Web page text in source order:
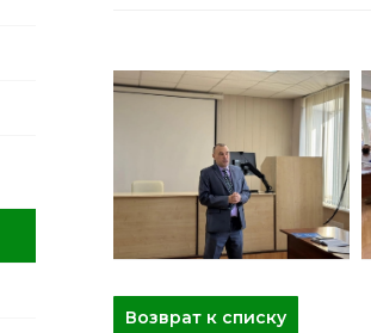
Возврат к списку